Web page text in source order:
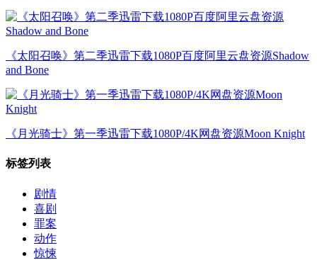
《太阳召唤》第二季迅雷下载1080P百度阿里云盘资源Shadow
and Bone
《月光骑士》第一季迅雷下载1080P/4K网盘资源Moon Knight
标签列表
剧情
喜剧
罪案
动作
惊悚